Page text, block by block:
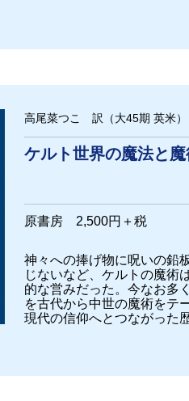
高尾菜つこ 訳（大45期 英米）
ケルト世界の魔法と魔
原書房 2,500円＋税
神々への捧げ物に呪いの鉛
じないなど、ケルトの魔術
的な営みだった。今なお多
を古代から中世の魔術をテ
現代の信仰へとつながった